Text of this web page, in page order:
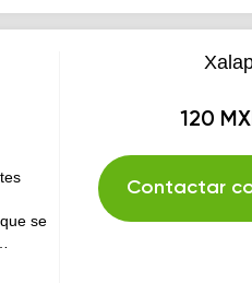
se
120
Contactar